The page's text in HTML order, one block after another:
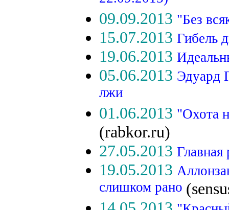
09.09.2013 "Без
15.07.2013 Гибель
19.06.2013
05.06.2013 Эдуард
лжи
01.06.2013 "Охота
(rabkor.ru)
27.05.2013 Главная
19.05.2013
слишком рано